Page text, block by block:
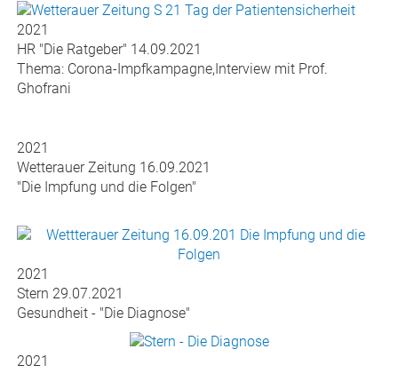
2021
Wetterauer Zeitung 17.09.2021
Alles unter Kontrolle
Thema: Corona-Impfkampagne,Interview mit Prof.
Ghofrani
2021
Wetterauer Zeitung 16.09.2021
"Die Impfung und die Folgen"